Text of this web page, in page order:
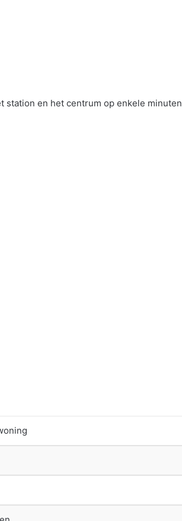
station en het centrum op enkele minuten